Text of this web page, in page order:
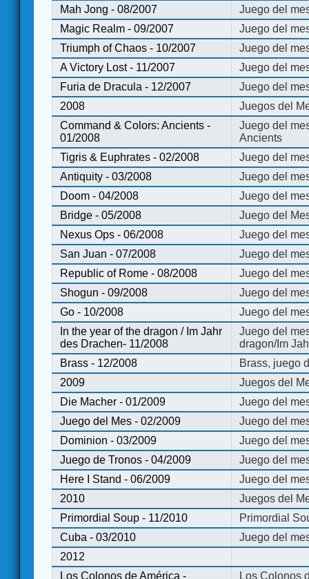
Mah Jong - 08/2007
Juego del
Magic Realm - 09/2007
Juego del
Triumph of Chaos - 10/2007
Juego del
A Victory Lost - 11/2007
Juego del
Furia de Dracula - 12/2007
Juego del
2008
Juegos del
Command & Colors: Ancients -
01/2008
Juego del
Ancients
Tigris & Euphrates - 02/2008
Juego del
Antiquity - 03/2008
Juego del
Doom - 04/2008
Juego del
Bridge - 05/2008
Juego del
Nexus Ops - 06/2008
Juego del
San Juan - 07/2008
Juego del
Republic of Rome - 08/2008
Juego del
Shogun - 09/2008
Juego del
Go - 10/2008
Juego del
In the year of the dragon / Im Jahr
des Drachen- 11/2008
Juego del
dragon/Im
Brass - 12/2008
Brass, juego
2009
Juegos del
Die Macher - 01/2009
Juego del
Juego del Mes - 02/2009
Juego del
Dominion - 03/2009
Juego del
Juego de Tronos - 04/2009
Juego del
Here I Stand - 06/2009
Juego del
2010
Juegos del
Primordial Soup - 11/2010
Primordial
Cuba - 03/2010
Juego del
2012
Los Colonos de América -
Los Colonos